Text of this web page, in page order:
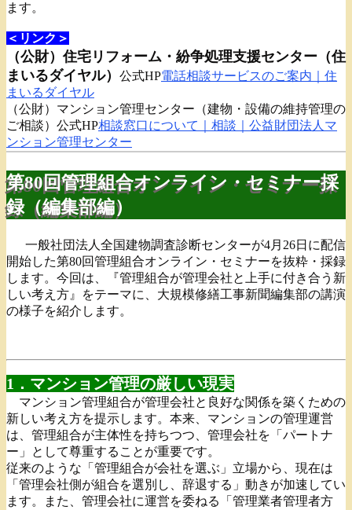
ます。
＜リンク＞
（公財）住宅リフォーム・紛争処理支援センター（住
まいるダイヤル） 公式HP電話相談サービスのご案内｜住
まいるダイヤル
（公財）マンション管理センター（建物・設備の維持管理の
ご相談）公式HP相談窓口について｜相談｜公益財団法人マ
ンション管理センター
第80回管理組合オンライン・セミナー採
録（編集部編）
一般社団法人全国建物調査診断センターが4月26日に配信
開始した第80回管理組合オンライン・セミナーを抜粋・採録
します。今回は、『管理組合が管理会社と上手に付き合う新
しい考え方』をテーマに、大規模修繕工事新聞編集部の講演
の様子を紹介します。
1．マンション管理の厳しい現実
マンション管理組合が管理会社と良好な関係を築くための
新しい考え方を提示します。本来、マンションの管理運営
は、管理組合が主体性を持ちつつ、管理会社を「パートナ
ー」として尊重することが重要です。
従来のような「管理組合が会社を選ぶ」立場から、現在は
「管理会社側が組合を選別し、辞退する」動きが加速してい
ます。また、管理会社に運営を委ねる「管理業者管理者方